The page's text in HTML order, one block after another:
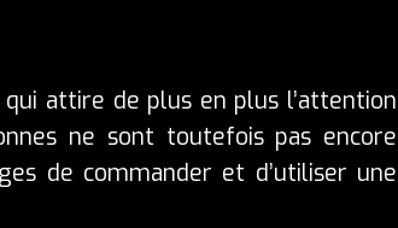
qui attire de plus en plus l’attention
ne sont toutefois pas encore
de commander et d’utiliser une